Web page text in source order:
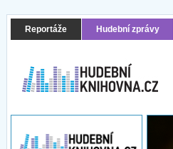
Reportáže Hudební zprávy